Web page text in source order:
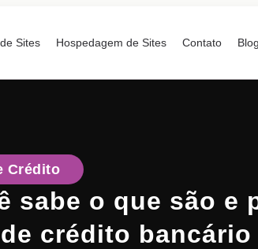
Sites Hospedagem de Sites Contato
Crédito
sabe o que são e
crédito bancário